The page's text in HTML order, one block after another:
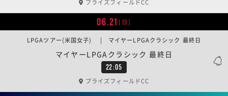
ブライズフィールドCC
06.21 [日]
22:05
マイヤーLPGAクラシック 最終日
LPGAツアー(米国女子) | マイヤーLPGAクラシック 最終日
ブライズフィールドCC